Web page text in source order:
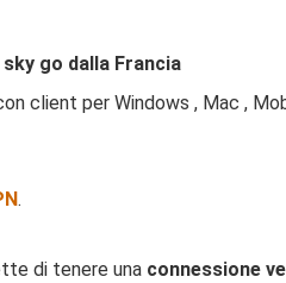
go dalla Francia
client per Windows , Mac ,
.
di tenere una connessione